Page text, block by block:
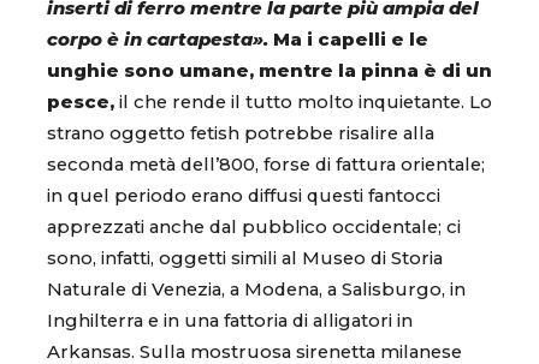
inserti di ferro mentre la parte più ampia del
corpo è in cartapesta». Ma i capelli e le
unghie sono umane, mentre la pinna è di un
pesce, il che rende il tutto molto inquietante. Lo
strano oggetto fetish potrebbe risalire alla
seconda metà dell’800, forse di fattura orientale;
in quel periodo erano diffusi questi fantocci
apprezzati anche dal pubblico occidentale; ci
sono, infatti, oggetti simili al Museo di Storia
Naturale di Venezia, a Modena, a Salisburgo, in
Inghilterra e in una fattoria di alligatori in
Arkansas. Sulla mostruosa sirenetta milanese